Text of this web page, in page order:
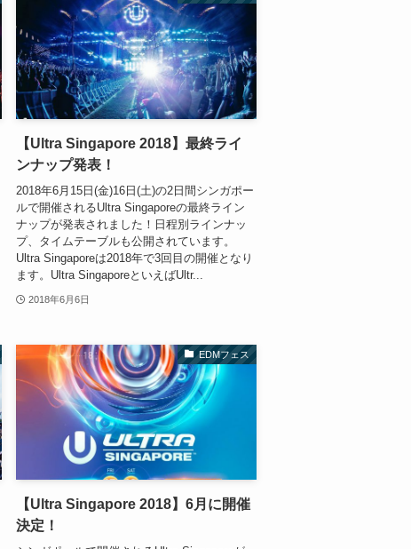
【Ultra Singapore 2018】最終ライ
ンナップ発表！
2018年6月15日(金)16日(土)の2日間シンガポー
ルで開催されるUltra Singaporeの最終ライン
ナップが発表されました！日程別ラインナッ
プ、タイムテーブルも公開されています。
Ultra Singaporeは2018年で3回目の開催となり
ます。Ultra SingaporeといえばUltr...
2018年6月6日
EDMフェス
【Ultra Singapore 2018】6月に開催
決定！